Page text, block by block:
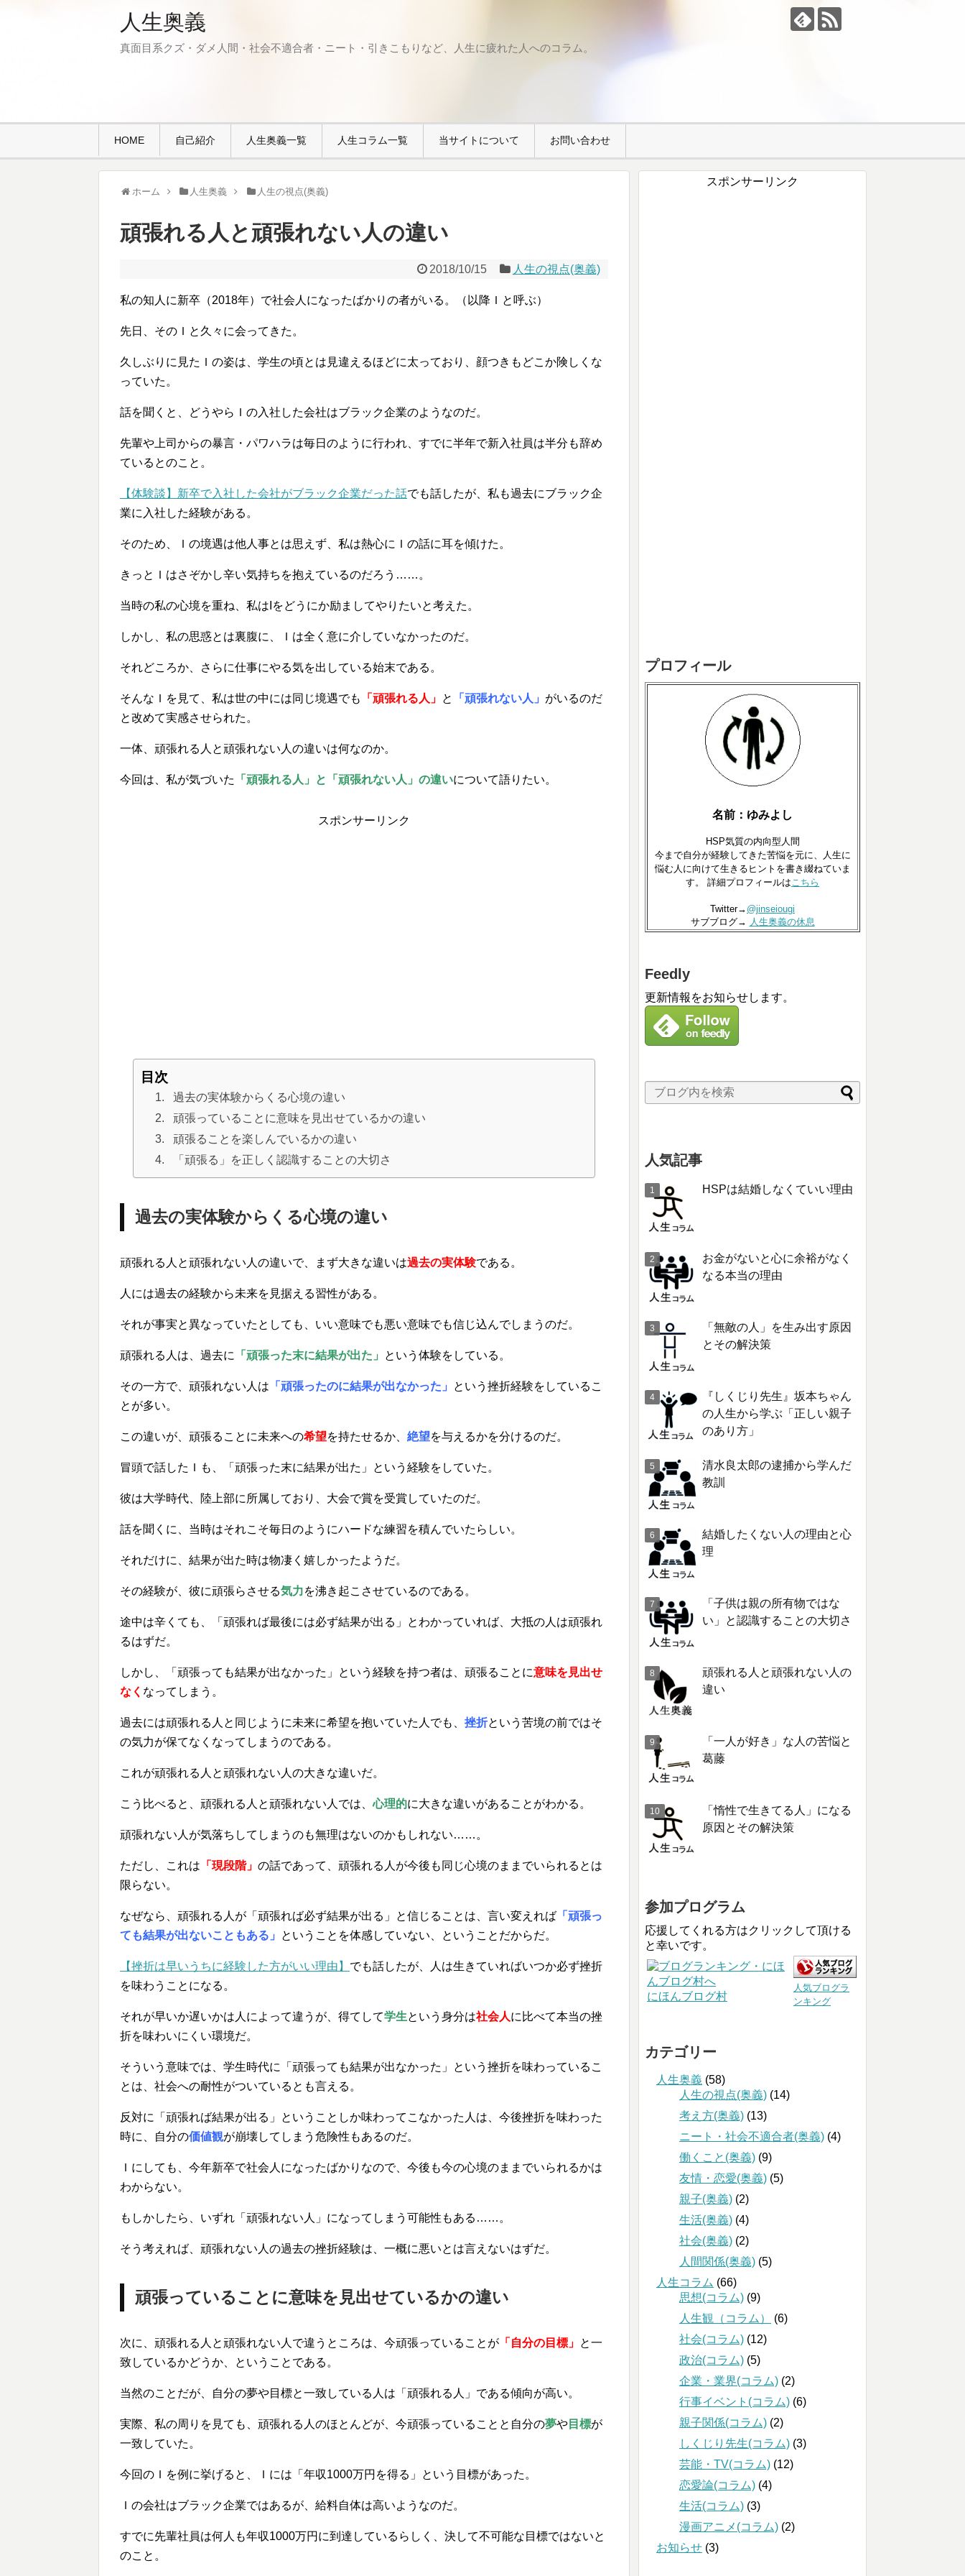
人生奥義
真面目系クズ・ダメ人間・社会不適合者・ニート・引きこもりなど、人生に疲れた人へのコラム。
HOME 自己紹介 人生奥義一覧 人生コラム一覧 当サイトについて お問い合わせ
ホーム 人生奥義 人生の視点(奥義)
頑張れる人と頑張れない人の違い
2018/10/15 人生の視点(奥義)
私の知人に新卒（2018年）で社会人になったばかりの者がいる。（以降Ｉと呼ぶ）
先日、そのＩと久々に会ってきた。
久しぶりに見たＩの姿は、学生の頃とは見違えるほどに太っており、顔つきもどこか険しくな
っていた。
話を聞くと、どうやらＩの入社した会社はブラック企業のようなのだ。
先輩や上司からの暴言・パワハラは毎日のように行われ、すでに半年で新入社員は半分も辞め
ているとのこと。
【体験談】新卒で入社した会社がブラック企業だった話でも話したが、私も過去にブラック企
業に入社した経験がある。
そのため、Ｉの境遇は他人事とは思えず、私は熱心にＩの話に耳を傾けた。
きっとＩはさぞかし辛い気持ちを抱えているのだろう……。
当時の私の心境を重ね、私はIをどうにか励ましてやりたいと考えた。
しかし、私の思惑とは裏腹に、Ｉは全く意に介していなかったのだ。
それどころか、さらに仕事にやる気を出している始末である。
そんなＩを見て、私は世の中には同じ境遇でも 「頑張れる人」 と 「頑張れない人」 がいるのだ
と改めて実感させられた。
一体、頑張れる人と頑張れない人の違いは何なのか。
今回は、私が気づいた 「頑張れる人」と「頑張れない人」の違いについて語りたい。
スポンサーリンク
目次
過去の実体験からくる心境の違い
頑張っていることに意味を見出せているかの違い
頑張ることを楽しんでいるかの違い
「頑張る」を正しく認識することの大切さ
過去の実体験からくる心境の違い
頑張れる人と頑張れない人の違いで、まず大きな違いは過去の実体験である。
人には過去の経験から未来を見据える習性がある。
それが事実と異なっていたとしても、いい意味でも悪い意味でも信じ込んでしまうのだ。
頑張れる人は、過去に 「頑張った末に結果が出た」 という体験をしている。
その一方で、頑張れない人は 「頑張ったのに結果が出なかった」
という挫折経験をしているこ
とが多い。
この違いが、頑張ることに未来への希望を持たせるか、 絶望を与えるかを分けるのだ。
冒頭で話したＩも、「頑張った末に結果が出た」という経験をしていた。
彼は大学時代、陸上部に所属しており、大会で賞を受賞していたのだ。
話を聞くに、当時はそれこそ毎日のようにハードな練習を積んでいたらしい。
それだけに、結果が出た時は物凄く嬉しかったようだ。
その経験が、彼に頑張らさせる気力を沸き起こさせているのである。
途中は辛くても、「頑張れば最後には必ず結果が出る」とわかっていれば、大抵の人は頑張れ
るはずだ。
しかし、「頑張っても結果が出なかった」という経験を持つ者は、頑張ることに意味を見出せ
なく なってしまう。
過去には頑張れる人と同じように未来に希望を抱いていた人でも、 挫折という苦境の前ではそ
の気力が保てなくなってしまうのである。
これが頑張れる人と頑張れない人の大きな違いだ。
こう比べると、頑張れる人と頑張れない人では、心理的に大きな違いがあることがわかる。
頑張れない人が気落ちしてしまうのも無理はないのかもしれない……。
ただし、これは 「現段階」 の話であって、頑張れる人が今後も同じ心境のままでいられるとは
限らない。
なぜなら、頑張れる人が「頑張れば必ず結果が出る」と信じることは、言い変えれば 「頑張っ
ても結果が出ないこともある」
ということを体感していない、ということだからだ。
【挫折は早いうちに経験した方がいい理由】 でも話したが、人は生きていればいつか必ず挫折
を味わうことになる。
それが早いか遅いかは人によって違うが、得てして学生という身分は社会人に比べて本当の挫
折を味わいにくい環境だ。
そういう意味では、学生時代に「頑張っても結果が出なかった」という挫折を味わっているこ
とは、社会への耐性がついているとも言える。
反対に「頑張れば結果が出る」ということしか味わってこなかった人は、今後挫折を味わった
時に、自分の価値観が崩壊してしまう危険性もあるのだ。
Ｉにしても、今年新卒で社会人になったばかりなので、今後も今の心境のままでいられるかは
わからない。
もしかしたら、いずれ「頑張れない人」になってしまう可能性もある……。
そう考えれば、頑張れない人の過去の挫折経験は、一概に悪いとは言えないはずだ。
頑張っていることに意味を見出せているかの違い
次に、頑張れる人と頑張れない人で違うところは、今頑張っていることが 「自分の目標」 と一
致しているかどうか、ということである。
当然のことだが、自分の夢や目標と一致している人は「頑張れる人」である傾向が高い。
実際、私の周りを見ても、頑張れる人のほとんどが、今頑張っていることと自分の夢や 目標が
一致していた。
今回のＩを例に挙げると、Ｉには「年収1000万円を得る」という目標があった。
Ｉの会社はブラック企業ではあるが、給料自体は高いようなのだ。
すでに先輩社員は何人も年収1000万円に到達しているらしく、決して不可能な目標ではないと
のこと。
スポンサーリンク
プロフィール
名前：ゆみよし
HSP気質の内向型人間
今まで自分が経験してきた苦悩を元に、人生に
悩む人に向けて生きるヒントを書き綴ねていま
す。 詳細プロフィールはこちら
Twitter→ @jinseiougi
サブブログ→ 人生奥義の休息
Feedly
更新情報をお知らせします。
人気記事
HSPは結婚しなくていい理由
お金がないと心に余裕がなく
なる本当の理由
「無敵の人」を生み出す原因
とその解決策
『しくじり先生』坂本ちゃん
の人生から学ぶ「正しい親子
のあり方」
清水良太郎の逮捕から学んだ
教訓
結婚したくない人の理由と心
理
「子供は親の所有物ではな
い」と認識することの大切さ
頑張れる人と頑張れない人の
違い
「一人が好き」な人の苦悩と
葛藤
「惰性で生きてる人」になる
原因とその解決策
参加プログラム
応援してくれる方はクリックして頂ける
と幸いです。
にほんブログ村
人気ブログラ
ンキング
カテゴリー
人生奥義 (58)
人生の視点(奥義) (14)
考え方(奥義) (13)
ニート・社会不適合者(奥義) (4)
働くこと(奥義) (9)
友情・恋愛(奥義) (5)
親子(奥義) (2)
生活(奥義) (4)
社会(奥義) (2)
人間関係(奥義) (5)
人生コラム (66)
思想(コラム) (9)
人生観（コラム）
(6)
社会(コラム) (12)
政治(コラム) (5)
企業・業界(コラム) (2)
行事イベント(コラム) (6)
親子関係(コラム) (2)
しくじり先生(コラム) (3)
芸能・TV(コラム) (12)
恋愛論(コラム) (4)
生活(コラム) (3)
漫画アニメ(コラム) (2)
お知らせ (3)